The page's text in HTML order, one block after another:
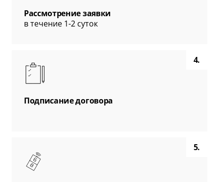
Рассмотрение заявки
в течение 1-2 суток
4.
Подписание договора
5.